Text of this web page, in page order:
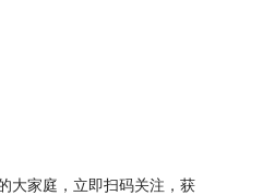
大家庭，立即扫码关注，获